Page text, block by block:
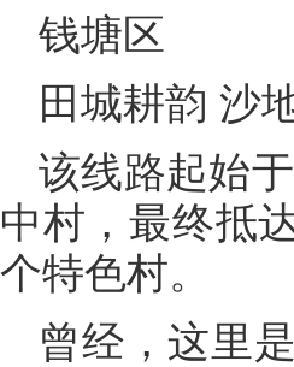
钱塘区
田城耕韵 沙
该线路起始
中村，最终抵
个特色村。
曾经，这里